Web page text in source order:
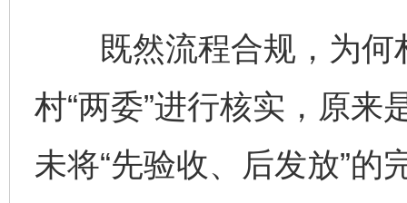
既然流程合规，为何
村“两委”进行核实，原来
未将“先验收、后发放”的